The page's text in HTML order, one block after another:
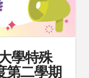
學特殊
第二學期